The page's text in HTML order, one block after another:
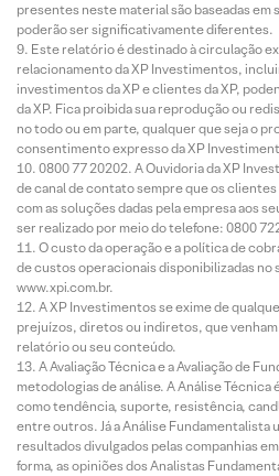
presentes neste material são baseadas em
poderão ser significativamente diferentes.
Este relatório é destinado à circulação
relacionamento da XP Investimentos,
investimentos da XP e clientes da XP,
da XP. Fica proibida sua reprodução ou
no todo ou em parte, qualquer que seja o
consentimento expresso da XP
0800 77 20202. A Ouvidoria da XP
de canal de contato sempre que os
com as soluções dadas pela empresa aos
ser realizado por meio do telefone: 0800
O custo da operação e a política de
de custos operacionais disponibilizadas no
www.xpi.com.br.
A XP Investimentos se exime de
prejuízos, diretos ou indiretos, que
relatório ou seu conteúdo.
A Avaliação Técnica e a Avaliação de
metodologias de análise. A Análise
como tendência, suporte, resistência,
entre outros. Já a Análise Fundamentalista
resultados divulgados pelas companhias
forma, as opiniões dos Analistas